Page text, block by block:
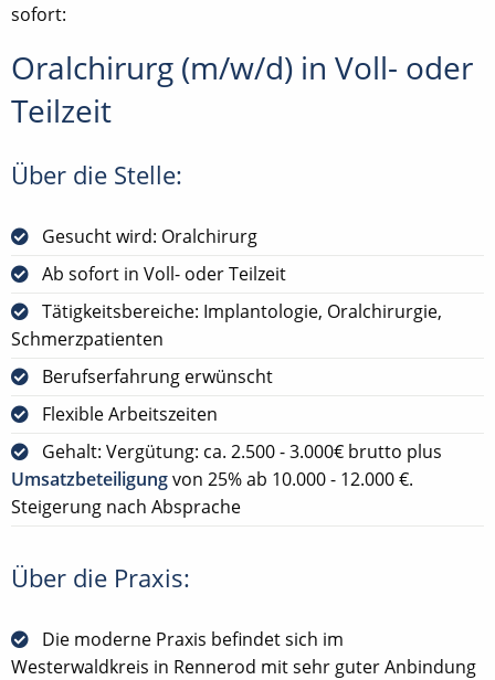
sofort:
Oralchirurg (m/w/d) in Voll- oder
Teilzeit
Über die Stelle:
Gesucht wird: Oralchirurg
Ab sofort in Voll- oder Teilzeit
Tätigkeitsbereiche: Implantologie, Oralchirurgie,
Schmerzpatienten
Berufserfahrung erwünscht
Flexible Arbeitszeiten
Gehalt: Vergütung: ca. 2.500 - 3.000€ brutto plus
Umsatzbeteiligungvon 25% ab 10.000 - 12.000 €.
Steigerung nach Absprache
Über die Praxis:
Die moderne Praxis befindet sich im
Westerwaldkreis in Rennerod mit sehr guter Anbindung